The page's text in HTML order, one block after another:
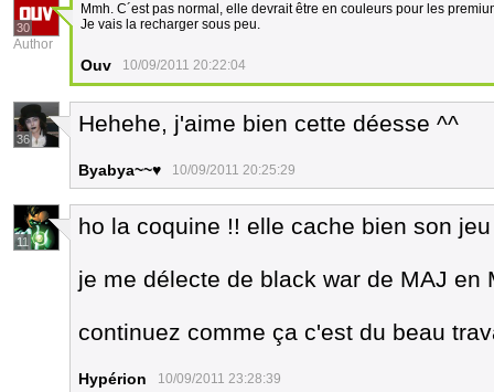
30
Author
Mmh. C´est pas normal, elle devrait être en couleurs pour les
Je vais la recharger sous peu.
Ouv 10/09/2011 20:22:04
36
Hehehe, j'aime bien cette déesse ^^
Byabya~~♥ 10/09/2011 20:25:29
11
ho la coquine !! elle cache bien son
je me délecte de black war de MAJ en
continuez comme ça c'est du beau
Hypérion 10/09/2011 23:28:39